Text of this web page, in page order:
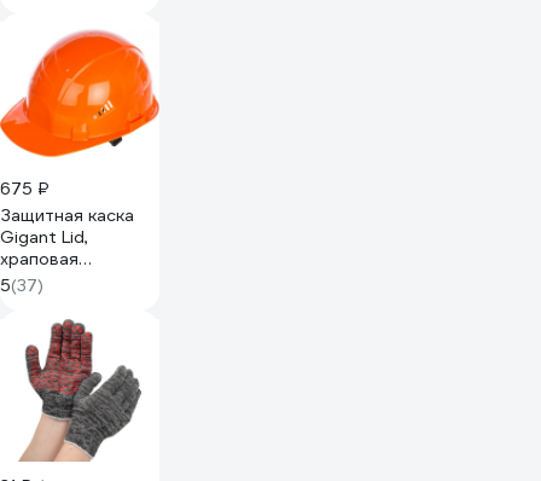
675 ₽
Защитная каска
Gigant Lid,
храповая
регулировка,
оранжевая GHL-21
5(37)